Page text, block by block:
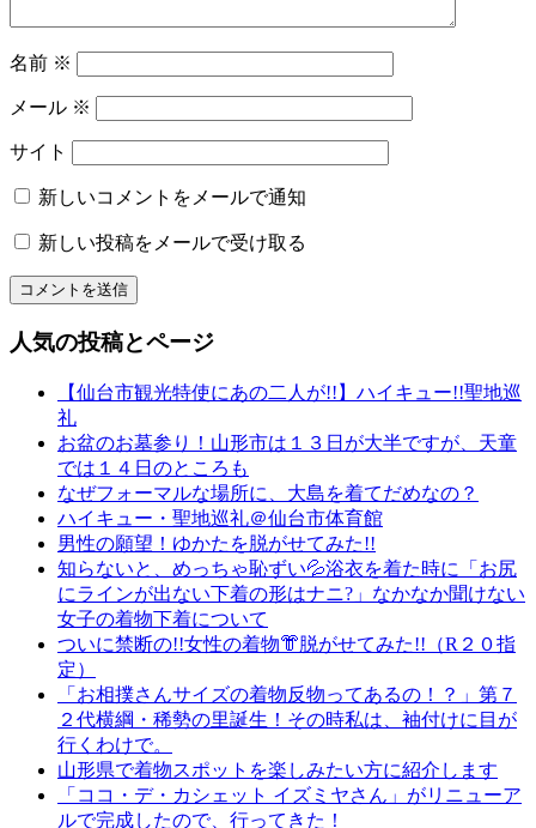
遼
郎
物
専
山
振
レ
名前 ※
メール ※
サイト
新しいコメントをメールで通知
新しい投稿をメールで受け取る
人気の投稿とページ
【仙台市観光特使にあの二人が!!】ハイキュー!!聖地巡
礼
お盆のお墓参り！山形市は１３日が大半ですが、天童
では１４日のところも
なぜフォーマルな場所に、大島を着てだめなの？
ハイキュー・聖地巡礼＠仙台市体育館
男性の願望！ゆかたを脱がせてみた!!
知らないと、めっちゃ恥ずい💦浴衣を着た時に「お尻
にラインが出ない下着の形はナニ?」なかなか聞けない
女子の着物下着について
ついに禁断の!!女性の着物👘脱がせてみた!!（R２０指
定）
「お相撲さんサイズの着物反物ってあるの！？」第７
２代横綱・稀勢の里誕生！その時私は、袖付けに目が
行くわけで。
山形県で着物スポットを楽しみたい方に紹介します
「ココ・デ・カシェット イズミヤさん」がリニューア
ルで完成したので、行ってきた！